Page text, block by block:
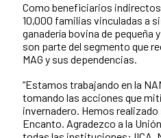
Como beneficiarios
10,000 familias vinculadas a
ganadería bovina de pequeña
son parte del segmento que
MAG y sus dependencias.
“Estamos trabajando en la
tomando las acciones que
invernadero. Hemos
Encanto. Agradezco a la